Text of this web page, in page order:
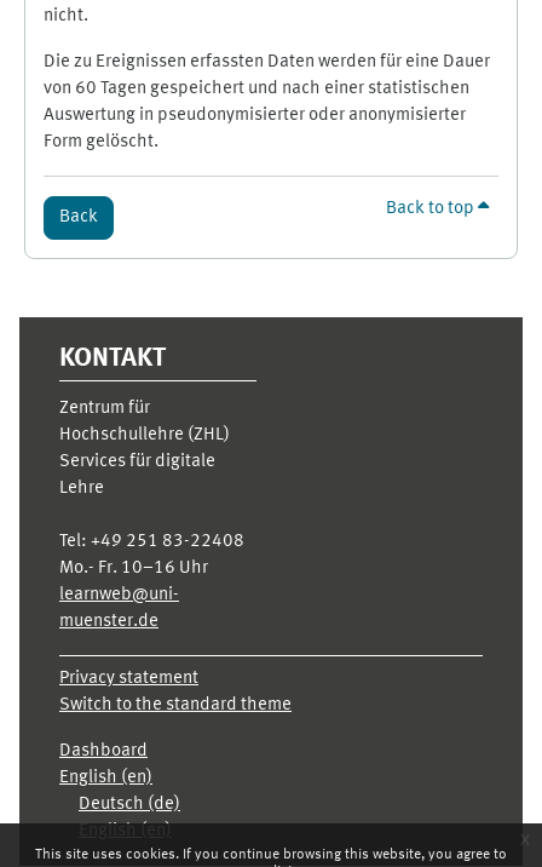
This site uses cookies. If you continue browsing this website, you agree to
x
nicht.
Die zu Ereignissen erfassten Daten werden für eine Dauer
von 60 Tagen gespeichert und nach einer statistischen
Auswertung in pseudonymisierter oder anonymisierter
Form gelöscht.
Back Back to top
KONTAKT
Zentrum für
Hochschullehre (ZHL)
Services für digitale
Lehre
Tel: +49 251 83-22408
Mo.- Fr. 10–16 Uhr
learnweb@uni-
muenster.de
Privacy statement
Switch to the standard theme
Dashboard
English ‎(en)‎
Deutsch ‎(de)‎